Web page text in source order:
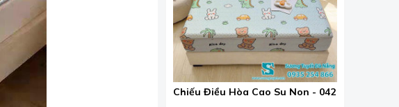
Chiếu Điều Hòa Cao Su Non - 042